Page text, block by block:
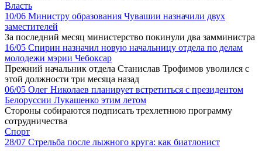
Власть
10/06 Министру образования Чувашии назначили двух
заместителей
За последний месяц министерство покинули два замминистра
16/05 Спирин назначил новую начальницу отдела по делам
молодежи мэрии Чебоксар
Прежний начальник отдела Станислав Трофимов уволился с
этой должности три месяца назад
06/05 Олег Николаев планирует встретиться с президентом
Белоруссии Лукашенко этим летом
Стороны собираются подписать трехлетнюю программу
сотрудничества
Спорт
28/07 Стрельба после лыжного круга: как биатлонист